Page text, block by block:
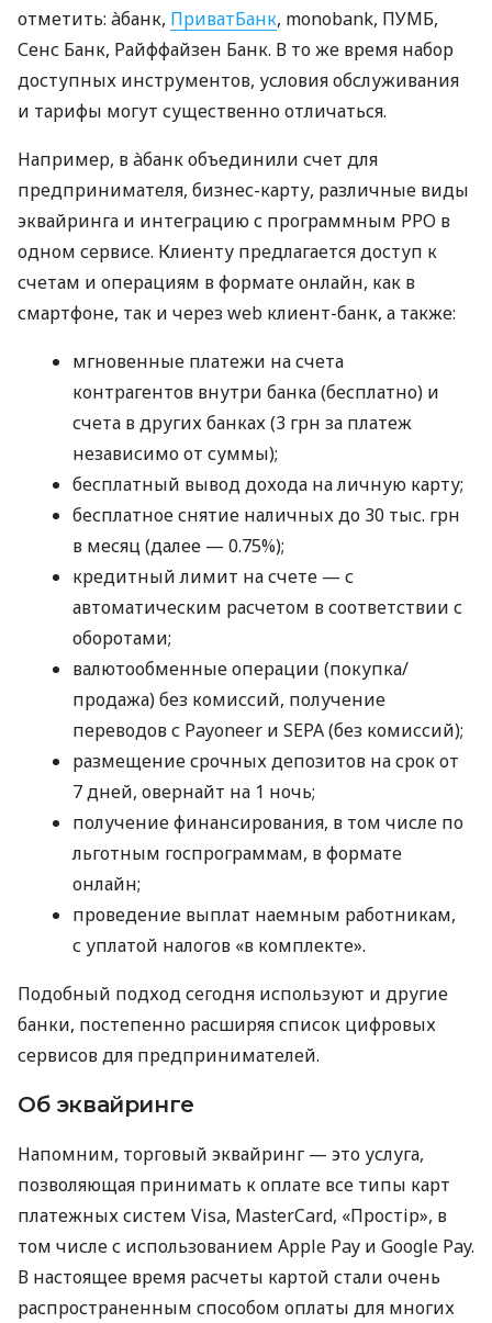
отметить: àбанк, ПриватБанк, monobank, ПУМБ,
Сенс Банк, Райффайзен Банк. В то же время набор
доступных инструментов, условия обслуживания
и тарифы могут существенно отличаться.
Например, в àбанк объединили счет для
предпринимателя, бизнес-карту, различные виды
эквайринга и интеграцию с программным РРО в
одном сервисе. Клиенту предлагается доступ к
счетам и операциям в формате онлайн, как в
смартфоне, так и через web клиент-банк, а также:
мгновенные платежи на счета
контрагентов внутри банка (бесплатно) и
счета в других банках (3 грн за платеж
независимо от суммы);
бесплатный вывод дохода на личную карту;
бесплатное снятие наличных до 30 тыс. грн
в месяц (далее — 0.75%);
кредитный лимит на счете — с
автоматическим расчетом в соответствии с
оборотами;
валютообменные операции (покупка/
продажа) без комиссий, получение
переводов с Payoneer и SEPA (без комиссий);
размещение срочных депозитов на срок от
7 дней, овернайт на 1 ночь;
получение финансирования, в том числе по
льготным госпрограммам, в формате
онлайн;
проведение выплат наемным работникам,
с уплатой налогов «в комплекте».
Подобный подход сегодня используют и другие
банки, постепенно расширяя список цифровых
сервисов для предпринимателей.
Об эквайринге
Напомним, торговый эквайринг — это услуга,
позволяющая принимать к оплате все типы карт
платежных систем Visa, MasterCard, «Простір», в
том числе с использованием Apple Pay и Google Pay.
В настоящее время расчеты картой стали очень
распространенным способом оплаты для многих